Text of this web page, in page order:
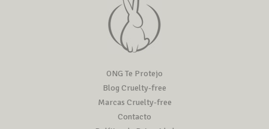
ONG Te Protejo
Blog Cruelty-free
Marcas Cruelty-free
Contacto